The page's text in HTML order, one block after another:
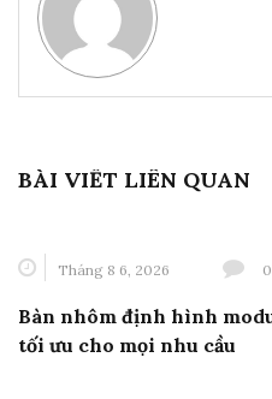
BÀI VIẾT LIÊN QUAN
Tháng 8 6, 2026 0
Bàn nhôm định hình
tối ưu cho mọi nhu cầu